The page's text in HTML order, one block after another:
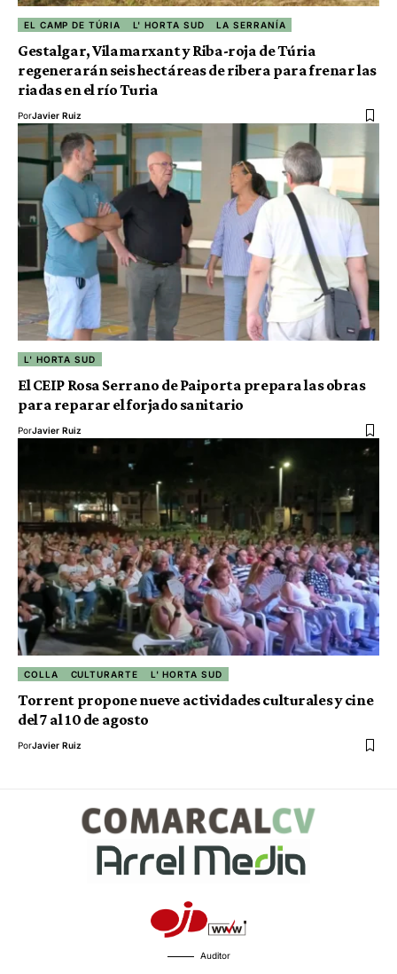
EL CAMP DE TÚRIA L' HORTA SUD LA SERRANÍA
Gestalgar, Vilamarxant y Riba-roja de Túria
regenerarán seis hectáreas de ribera para frenar las
riadas en el río Turia
PorJavier Ruiz
L' HORTA SUD
El CEIP Rosa Serrano de Paiporta prepara las obras
para reparar el forjado sanitario
PorJavier Ruiz
COLLA CULTURARTE L' HORTA SUD
Torrent propone nueve actividades culturales y cine
del 7 al 10 de agosto
PorJavier Ruiz
Auditor